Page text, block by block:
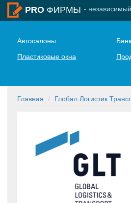
PRO ФИРМЫ -
Автосалоны
Пластиковые окна
Главная Глобал Логистик